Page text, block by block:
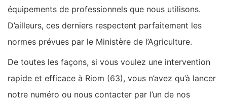
équipements de professionnels que nous utilisons.
D’ailleurs, ces derniers respectent parfaitement les
normes prévues par le Ministère de l’Agriculture.
De toutes les façons, si vous voulez une intervention
rapide et efficace à Riom (63), vous n’avez qu’à lancer
notre numéro ou nous contacter par l’un de nos